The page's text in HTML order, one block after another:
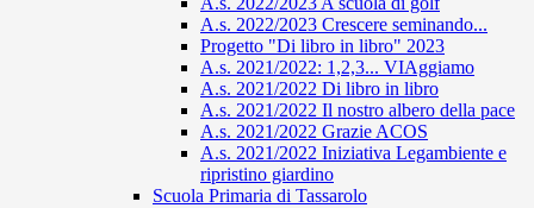
A.s. 2022/2023 Crescere seminando...
Progetto "Di libro in libro" 2023
A.s. 2021/2022: 1,2,3... VIAggiamo
A.s. 2021/2022 Di libro in libro
A.s. 2021/2022 Il nostro albero della pace
A.s. 2021/2022 Grazie ACOS
A.s. 2021/2022 Iniziativa Legambiente e
ripristino giardino
Scuola Primaria di Tassarolo